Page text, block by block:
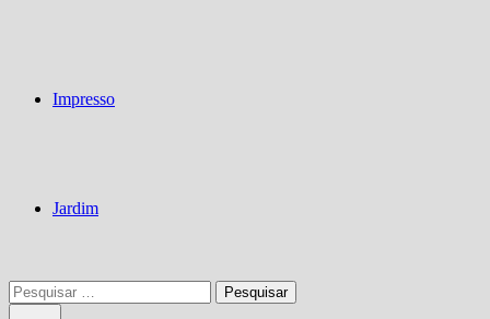
Impresso
Jardim
Pesquisar
por: